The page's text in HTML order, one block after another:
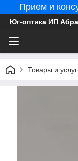
Прием и
Юг-оптика ИП
Товары и